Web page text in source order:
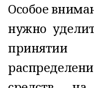
Особое
нужно